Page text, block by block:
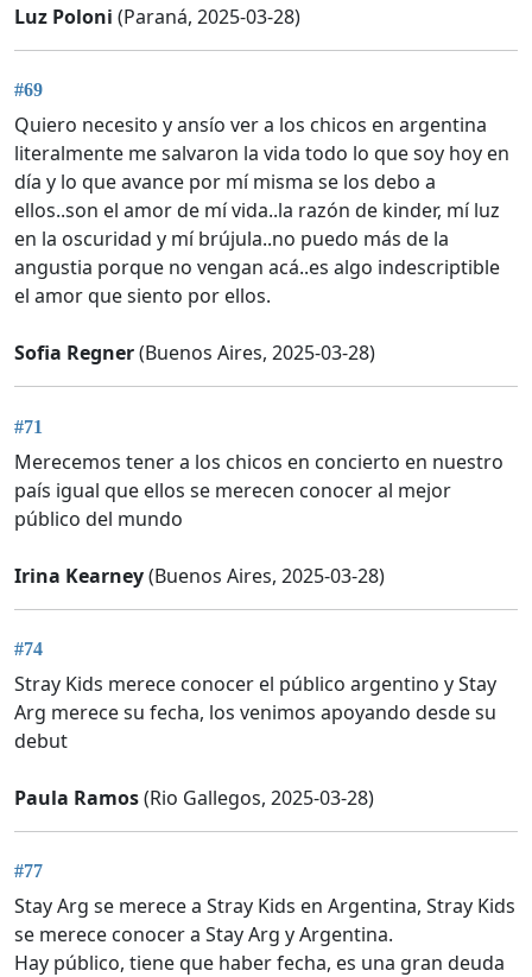
Luz Poloni (Paraná, 2025-03-28)
#69
Quiero necesito y ansío ver a los chicos en argentina
literalmente me salvaron la vida todo lo que soy hoy en
día y lo que avance por mí misma se los debo a
ellos..son el amor de mí vida..la razón de kinder, mí luz
en la oscuridad y mí brújula..no puedo más de la
angustia porque no vengan acá..es algo indescriptible
el amor que siento por ellos.
Sofia Regner(Buenos Aires, 2025-03-28)
#71
Merecemos tener a los chicos en concierto en nuestro
país igual que ellos se merecen conocer al mejor
público del mundo
Irina Kearney(Buenos Aires, 2025-03-28)
#74
Stray Kids merece conocer el público argentino y Stay
Arg merece su fecha, los venimos apoyando desde su
debut
Paula Ramos(Rio Gallegos, 2025-03-28)
#77
Stay Arg se merece a Stray Kids en Argentina, Stray Kids
se merece conocer a Stay Arg y Argentina.
Hay público, tiene que haber fecha, es una gran deuda